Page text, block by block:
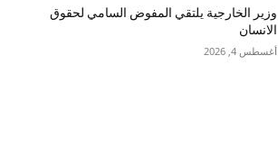
وزير الخارجية يلتقي المفوض السامي لحقوق
الانسان
أغسطس 4, 2026